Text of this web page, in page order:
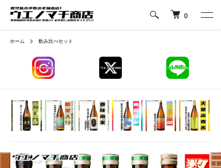
0
ホーム 飲み比べセット